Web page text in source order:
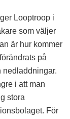
Looptroop i
som väljer
är hur kommer
på
nedladdningar.
i att man
stora
För